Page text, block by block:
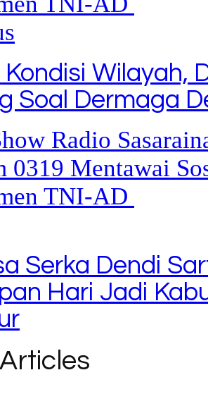
Kondisi Wilayah,
Soal Dermaga
Serka Dendi
Hari Jadi